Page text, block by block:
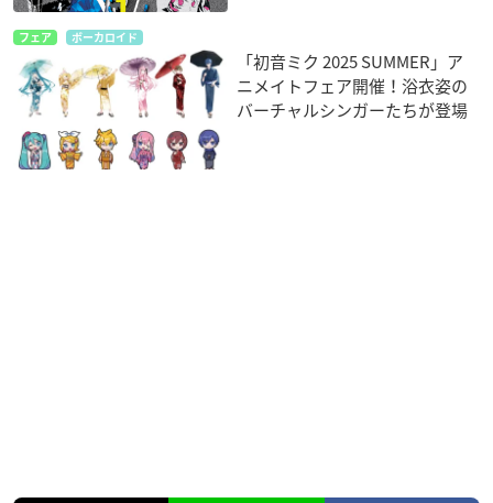
フェア ボーカロイド
「初音ミク 2025 SUMMER」ア
ニメイトフェア開催！浴衣姿の
バーチャルシンガーたちが登場